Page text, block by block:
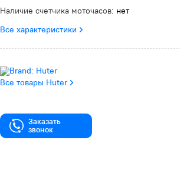
Наличие счетчика моточасов: нет
Все характеристики
Все товары Huter
Заказать
звонок